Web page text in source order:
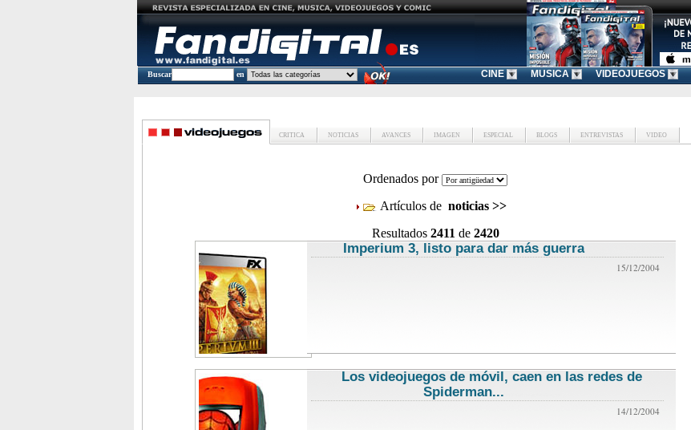
Buscar en CINE MUSICA VIDEOJUEGOS
CRITICA NOTICIAS AVANCES IMAGEN ESPECIAL BLOGS ENTREVISTAS VIDEO
Ordenados por
Artículos de noticias >>
Resultados 2411 de 2420
Imperium 3, listo para dar más guerranoticias de videojuegos
15/12/2004
Los videojuegos de móvil, caen en las redes de
Spiderman...
14/12/2004